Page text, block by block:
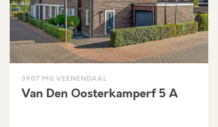
3907 MG VEENENDAAL
Van Den Oosterkamperf 5 A